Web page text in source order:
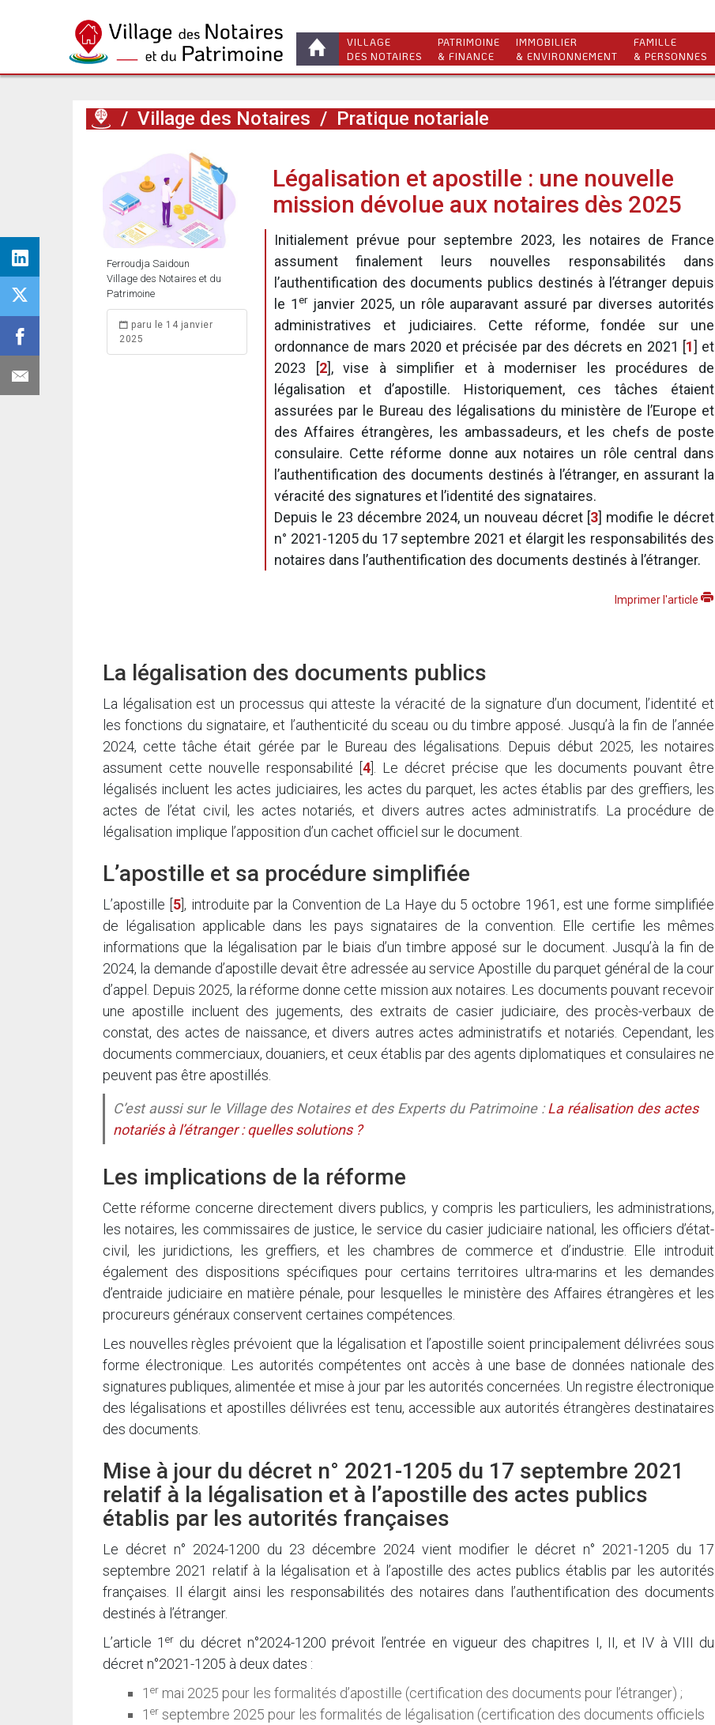
VILLAGE
DES NOTAIRES
PATRIMOINE
& FINANCE
IMMOBILIER
& ENVIRONNEMENT
FAMILLE
& PERSONNES
/ Village des Notaires / Pratique notariale
Ferroudja Saidoun
Village des Notaires et du
Patrimoine
paru le 14 janvier
2025
Légalisation et apostille : une nouvelle
mission dévolue aux notaires dès 2025
Initialement prévue pour septembre 2023, les notaires de France
assument finalement leurs nouvelles responsabilités dans
l’authentification des documents publics destinés à l’étranger depuis
le 1erjanvier 2025, un rôle auparavant assuré par diverses autorités
administratives et judiciaires. Cette réforme, fondée sur une
ordonnance de mars 2020 et précisée par des décrets en 2021 [1] et
2023 [2], vise à simplifier et à moderniser les procédures de
légalisation et d’apostille. Historiquement, ces tâches étaient
assurées par le Bureau des légalisations du ministère de l’Europe et
des Affaires étrangères, les ambassadeurs, et les chefs de poste
consulaire. Cette réforme donne aux notaires un rôle central dans
l’authentification des documents destinés à l’étranger, en assurant la
véracité des signatures et l’identité des signataires.
Depuis le 23 décembre 2024, un nouveau décret[3] modifie le décret
n° 2021-1205 du 17 septembre 2021 et élargit les responsabilités des
notaires dans l’authentification des documents destinés à l’étranger.
Imprimer l'article
La légalisation des documents publics
La légalisation est un processus qui atteste la véracité de la signature d’un document, l’identité et
les fonctions du signataire, et l’authenticité du sceau ou du timbre apposé. Jusqu’à la fin de l’année
2024, cette tâche était gérée par le Bureau des légalisations. Depuis début 2025, les notaires
assument cette nouvelle responsabilité [4 . Le décret précise que les documents pouvant être
légalisés incluent les actes judiciaires, les actes du parquet, les actes établis par des greffiers, les
actes de l’état civil, les actes notariés, et divers autres actes administratifs. La procédure de
légalisation implique l’apposition d’un cachet officiel sur le document.
L’apostille et sa procédure simplifiée
L’apostille 5], introduite par la Convention de La Haye du 5 octobre 1961, est une forme simplifiée
de légalisation applicable dans les pays signataires de la convention. Elle certifie les mêmes
informations que la légalisation par le biais d’un timbre apposé sur le document. Jusqu’à la fin de
2024, la demande d’apostille devait être adressée au service Apostille du parquet général de la cour
d’appel. Depuis 2025, la réforme donne cette mission aux notaires. Les documents pouvant recevoir
une apostille incluent des jugements, des extraits de casier judiciaire, des procès-verbaux de
constat, des actes de naissance, et divers autres actes administratifs et notariés. Cependant, les
documents commerciaux, douaniers, et ceux établis par des agents diplomatiques et consulaires ne
peuvent pas être apostillés.
C’est aussi sur le Village des Notaires et des Experts du Patrimoine :La réalisation des actes
notariés à l’étranger : quelles solutions ?
Les implications de la réforme
Cette réforme concerne directement divers publics, y compris les particuliers, les administrations,
les notaires, les commissaires de justice, le service du casier judiciaire national, les officiers d’état-
civil, les juridictions, les greffiers, et les chambres de commerce et d’industrie. Elle introduit
également des dispositions spécifiques pour certains territoires ultra-marins et les demandes
d’entraide judiciaire en matière pénale, pour lesquelles le ministère des Affaires étrangères et les
procureurs généraux conservent certaines compétences.
Les nouvelles règles prévoient que la légalisation et l’apostille soient principalement délivrées sous
forme électronique. Les autorités compétentes ont accès à une base de données nationale des
signatures publiques, alimentée et mise à jour par les autorités concernées. Un registre électronique
des légalisations et apostilles délivrées est tenu, accessible aux autorités étrangères destinataires
des documents.
Mise à jour du décret n° 2021-1205 du 17 septembre 2021
relatif à la légalisation et à l’apostille des actes publics
établis par les autorités françaises
Le décret n° 2024-1200 du 23 décembre 2024 vient modifier le décret n° 2021-1205 du 17
septembre 2021 relatif à la légalisation et à l’apostille des actes publics établis par les autorités
françaises. Il élargit ainsi les responsabilités des notaires dans l’authentification des documents
destinés à l’étranger.
L’article 1er du décret n°2024-1200 prévoit l’entrée en vigueur des chapitres I, II, et IV à VIII du
décret n°2021-1205 à deux dates :
1 er mai 2025 pour les formalités d’apostille (certification des documents pour l’étranger) ;
1 er septembre 2025 pour les formalités de légalisation (certification des documents officiels